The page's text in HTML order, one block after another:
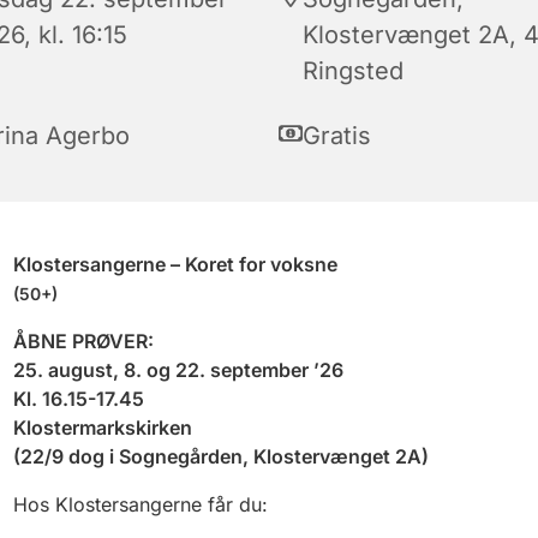
kl. 16:15
Klostervænget 2A,
Ringsted
Agerbo Gratis
Klostersangerne – Koret for voksne
(50+)
ÅBNE PRØVER:
25. august, 8. og 22. september ’26
Kl. 16.15-17.45
Klostermarkskirken
(22/9 dog i Sognegården, Klostervænget 2A)
Hos Klostersangerne får du: